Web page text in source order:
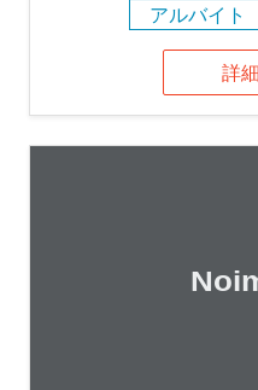
アルバイト
詳